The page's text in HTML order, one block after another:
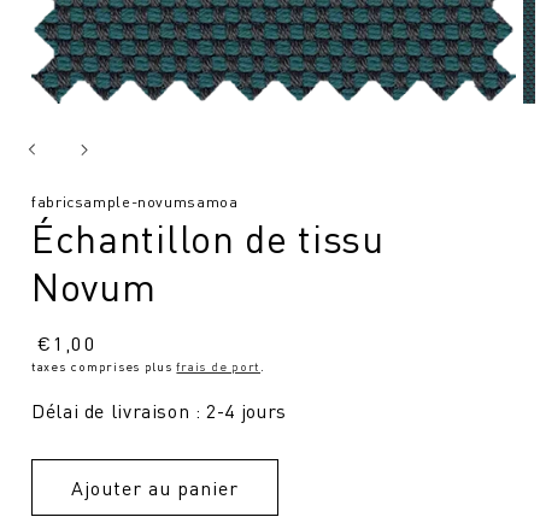
SKU
fabricsample-novumsamoa
Échantillon de tissu
Novum
Prix
normal
€1,00
taxes comprises plusfrais de port
Délai de livraison : 2-4 jours
Ajouter au panier